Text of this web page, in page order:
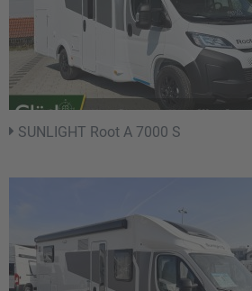
SUNLIGHT Root A 7000 S